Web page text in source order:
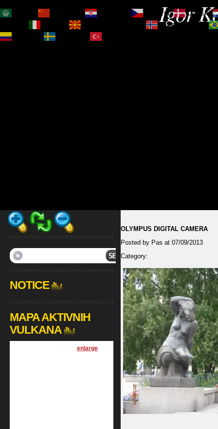
Igor
OLYMPUS DIGITAL CAMERA
Posted by Pas at 07/09/2013
Category:
NOTICE
MAPA AKTIVNIH
VULKANA
[enlarge
Čeština‎
Dansk
Norsk bokmål